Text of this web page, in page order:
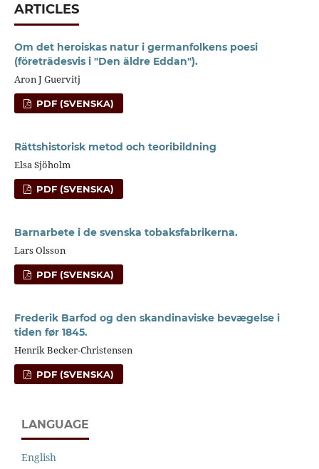
ARTICLES
Om det heroiskas natur i germanfolkens poesi
(företrädesvis i "Den äldre Eddan").
Aron J Guervitj
PDF (SVENSKA)
Rättshistorisk metod och teoribildning
Elsa Sjöholm
PDF (SVENSKA)
Barnarbete i de svenska tobaksfabrikerna.
Lars Olsson
PDF (SVENSKA)
Frederik Barfod og den skandinaviske bevægelse i
tiden før 1845.
Henrik Becker-Christensen
PDF (SVENSKA)
LANGUAGE
English